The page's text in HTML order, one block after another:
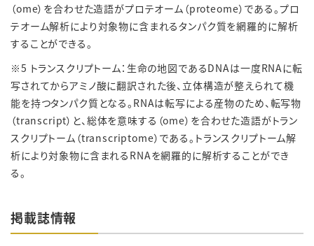
（ome）を合わせた造語がプロテオーム（proteome）である。プロ
テオーム解析により対象物に含まれるタンパク質を網羅的に解析
することができる。
※5 トランスクリプトーム：生命の地図であるDNAは一度RNAに転
写されてからアミノ酸に翻訳された後、立体構造が整えられて機
能を持つタンパク質となる。RNAは転写による産物のため、転写物
（transcript）と、総体を意味する（ome）を合わせた造語がトラン
スクリプトーム（transcriptome）である。トランスクリプトーム解
析により対象物に含まれるRNAを網羅的に解析することができ
る。
掲載誌情報